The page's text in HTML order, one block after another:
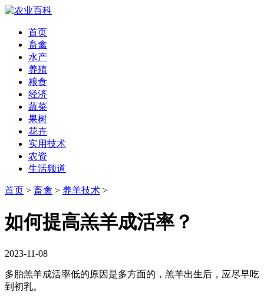
首页
畜禽
水产
养殖
粮食
经济
蔬菜
果树
花卉
实用技术
农资
生活频道
首页 > 畜禽 > 养羊技术 >
如何提高羔羊成活率？
2023-11-08
多胎羔羊成活率低的原因是多方面的，羔羊出生后，应尽早吃
到初乳。